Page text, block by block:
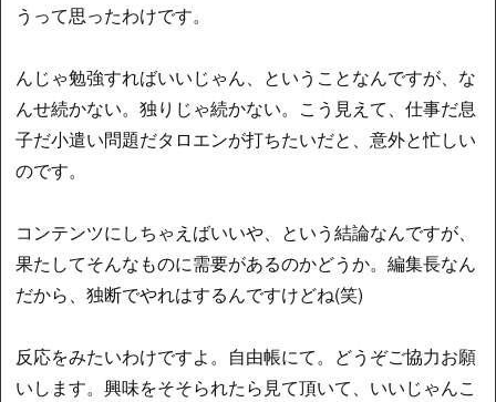
うって思ったわけです。
んじゃ勉強すればいいじゃん、ということなんですが、な
んせ続かない。独りじゃ続かない。こう見えて、仕事だ息
子だ小遣い問題だタロエンが打ちたいだと、意外と忙しい
のです。
コンテンツにしちゃえばいいや、という結論なんですが、
果たしてそんなものに需要があるのかどうか。編集長なん
だから、独断でやれはするんですけどね(笑)
反応をみたいわけですよ。自由帳にて。どうぞご協力お願
いします。興味をそそられたら見て頂いて、いいじゃんこ